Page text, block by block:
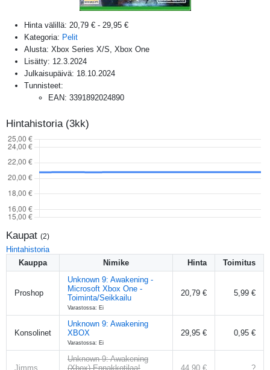
Hinta välillä: 20,79 € - 29,95 €
Kategoria: Pelit
Alusta: Xbox Series X/S, Xbox One
Lisätty: 12.3.2024
Julkaisupäivä: 18.10.2024
Tunnisteet:
EAN: 3391892024890
Hintahistoria (3kk)
Kaupat (2)
Hintahistoria
Kauppa
Nimike Hinta Toimitus
Proshop
Unknown 9: Awakening -
Microsoft Xbox One -
Toiminta/Seikkailu
Varastossa: Ei
20,79 € 5,99 €
Konsolinet
Unknown 9: Awakening
XBOX
Varastossa: Ei
29,95 € 0,95 €
Jimms
Unknown 9: Awakening
(Xbox) Ennakkotilaa!
44,90 € ?